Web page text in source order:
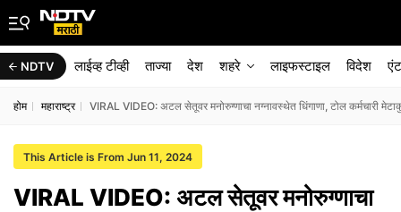
NDTV लाईव्ह टीव्ही ताज्या देश शहरे लाइफस्टाइल विदेश
होम महाराष्ट्र VIRAL VIDEO: अटल सेतूवर मनोरुग्णाचा नग्नावस्थेत धिंगाणा, टोल कर्मचारी
This Article is From Jun 11, 2024
VIRAL VIDEO: अटल सेतूवर मनोरुग्णाचा